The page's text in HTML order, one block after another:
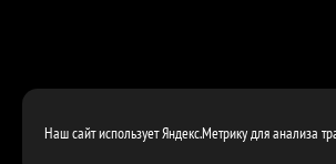
Наш сайт использует Яндекс.Метрику для анализа